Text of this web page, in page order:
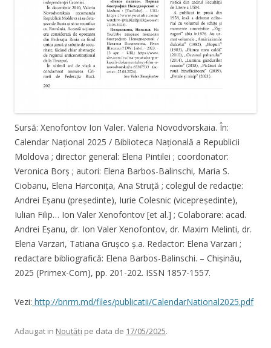
Sursă: Xenofontov Ion Valer. Valeria Novodvorskaia. În:
Calendar Național 2025 / Biblioteca Națională a Republicii
Moldova ; director general: Elena Pintilei ; coordonator:
Veronica Borș ; autori: Elena Barbos-Balinschi, Maria S.
Ciobanu, Elena Harconița, Ana Struță ; colegiul de redacție:
Andrei Eșanu (președinte), Iurie Colesnic (vicepreședinte),
Iulian Filip… Ion Valer Xenofontov [et al.] ; Colaborare: acad.
Andrei Eșanu, dr. Ion Valer Xenofontov, dr. Maxim Melinti, dr.
Elena Varzari, Tatiana Grușco ș.a. Redactor: Elena Varzari ;
redactare bibliografică: Elena Barbos-Balinschi. – Chișinău,
2025 (Primex-Com), pp. 201-202. ISSN 1857-1557.
Vezi: http://bnrm.md/files/publicatii/CalendarNational2025.pdf
Adaugat in Noutăți pe data de 17/05/2025.